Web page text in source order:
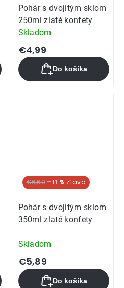
Pohár s dvojitým sklom
250ml zlaté konfety
Skladom
€4,99
Do košíka
€6,69 –11 %
Pohár s dvojitým sklom
350ml zlaté konfety
Skladom
€5,89
Do košíka